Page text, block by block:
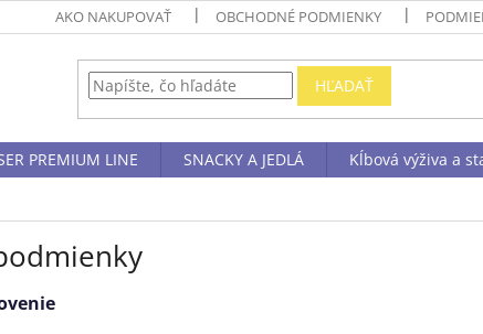
AKO NAKUPOVAŤ OBCHODNÉ PODMIENKY
HĽADAŤ
PREMIUM LINE SNACKY A JEDLÁ Kĺbová výživa a